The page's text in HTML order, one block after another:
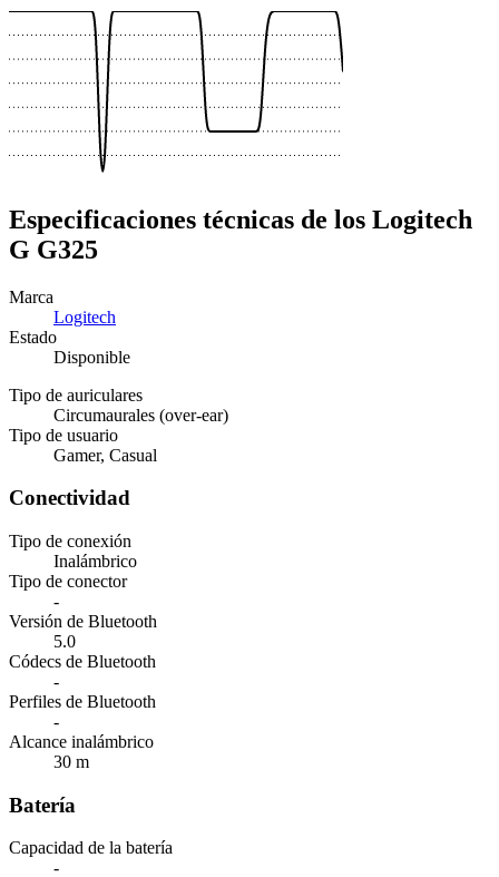
Especificaciones técnicas de los Logitech
G G325
Marca
Logitech
Estado
Disponible
Tipo de auriculares
Circumaurales (over-ear)
Tipo de usuario
Gamer, Casual
Conectividad
Tipo de conexión
Inalámbrico
Tipo de conector
-
Versión de Bluetooth
5.0
Códecs de Bluetooth
-
Perfiles de Bluetooth
-
Alcance inalámbrico
30 m
Batería
Capacidad de la batería
-